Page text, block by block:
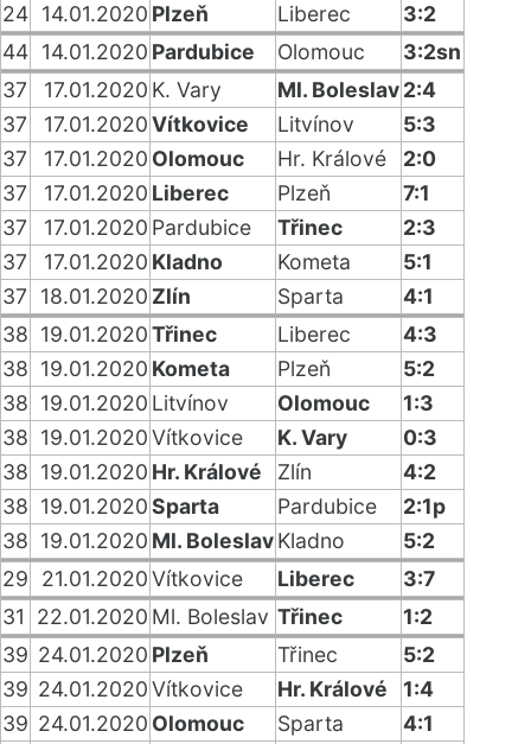
24 14.01.2020 Plzeň Liberec
3:2
44 14.01.2020 Pardubice Olomouc
3:2sn
37
17.01.2020 K. Vary Ml. Boleslav2:4
37
17.01.2020Vítkovice Litvínov
5:3
37
17.01.2020 Olomouc Hr. Králové
2:0
37
17.01.2020 Liberec Plzeň
7:1
37
17.01.2020 Pardubice Třinec
2:3
37
17.01.2020 Kladno Kometa
5:1
37
18.01.2020 Zlín Sparta
4:1
38 19.01.2020Třinec Liberec
4:3
38 19.01.2020 Kometa Plzeň
5:2
38 19.01.2020 Litvínov Olomouc
1:3
38 19.01.2020Vítkovice K. Vary
0:3
38 19.01.2020 Hr. Králové Zlín
4:2
38 19.01.2020Sparta Pardubice
2:1p
38 19.01.2020 Ml. BoleslavKladno
5:2
29
21.01.2020Vítkovice Liberec
3:7
31
22.01.2020 Ml. Boleslav Třinec
1:2
39 24.01.2020 Plzeň Třinec
5:2
39 24.01.2020Vítkovice Hr. Králové
1:4
39 24.01.2020 Olomouc Sparta
4:1